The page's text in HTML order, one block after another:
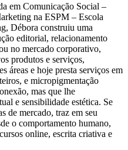
em Comunicação Social –
na ESPM – Escola
Débora construiu uma
editorial, relacionamento
no mercado corporativo,
produtos e serviços,
áreas e hoje presta serviços em
e micropigmentação
mas que lhe
e sensibilidade estética. Se
de mercado, traz em seu
o comportamento humano,
online, escrita criativa e